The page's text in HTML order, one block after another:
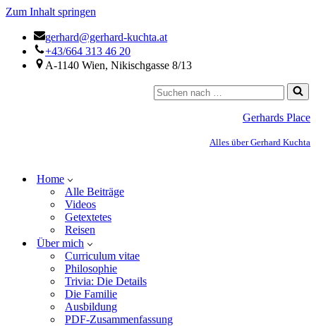
Zum Inhalt springen
gerhard@gerhard-kuchta.at
+43/664 313 46 20
A-1140 Wien, Nikischgasse 8/13
Gerhards Place
Alles über Gerhard Kuchta
Home
Alle Beiträge
Videos
Getextetes
Reisen
Über mich
Curriculum vitae
Philosophie
Trivia: Die Details
Die Familie
Ausbildung
PDF-Zusammenfassung